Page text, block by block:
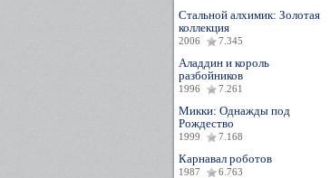
Стальной алхимик: Золотая
коллекция
2006 7.345
Аладдин и король
разбойников
1996 7.261
Микки: Однажды под
Рождество
1999 7.168
Карнавал роботов
1987 6.763